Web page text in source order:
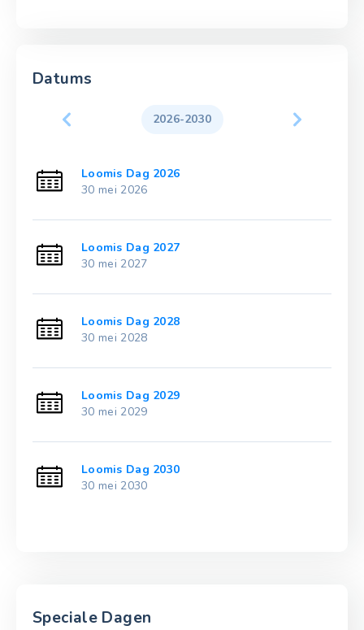
Datums
2026-2030
Loomis Dag 2026
30 mei 2026
Loomis Dag 2027
30 mei 2027
Loomis Dag 2028
30 mei 2028
Loomis Dag 2029
30 mei 2029
Loomis Dag 2030
30 mei 2030
Speciale Dagen